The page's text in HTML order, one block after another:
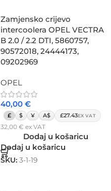
Zamjensko crijevo
intercoolera OPEL VECTRA
B 2.0 / 2.2 DTI, 5860757,
90572018, 24444173,
09202969
OPEL
40,00 €
£ $ ¥ A$ £27.43EX VAT
32,00 € ex VAT
Dodaj u košaricu
Dodaj u košaricu
SKU: 3-1-19